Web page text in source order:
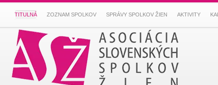
TITULNÁ ZOZNAM SPOLKOV SPRÁVY SPOLKOV ŽIEN AKTIVITY